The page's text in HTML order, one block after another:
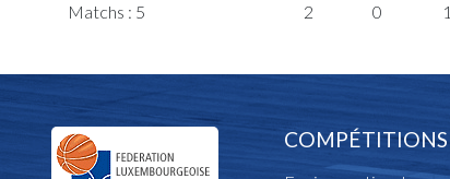
Matchs : 5 2 0 1
COMPÉTITIONS